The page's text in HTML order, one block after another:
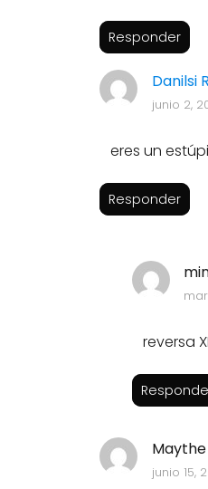
Responder
Danilsi
junio 2,
eres un
Responder
reversa
Maythe
junio 15,